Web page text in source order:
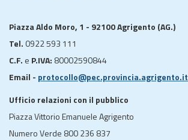
Piazza Aldo Moro, 1 - 92100 Agrigento (AG.)
Tel. 0922 593 111
C.F. e P.IVA: 80002590844
Email - protocollo@pec.provincia.agrigento.it
Ufficio relazioni con il pubblico
Piazza Vittorio Emanuele Agrigento
Numero Verde 800 236 837